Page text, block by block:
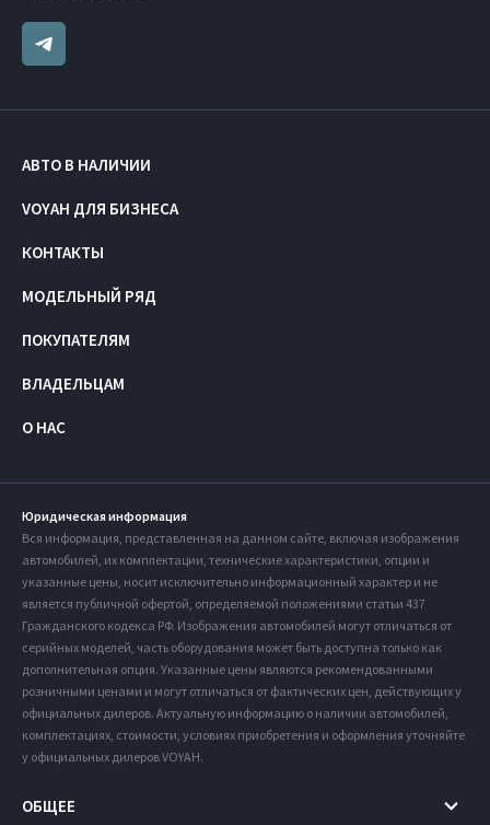
АВТО В НАЛИЧИИ
VOYAH ДЛЯ БИЗНЕСА
КОНТАКТЫ
МОДЕЛЬНЫЙ РЯД
ПОКУПАТЕЛЯМ
ВЛАДЕЛЬЦАМ
О НАС
Юридическая информация
Вся информация, представленная на данном сайте, включая изображения
автомобилей, их комплектации, технические характеристики, опции и
указанные цены, носит исключительно информационный характер и не
является публичной офертой, определяемой положениями статьи 437
Гражданского кодекса РФ. Изображения автомобилей могут отличаться от
серийных моделей, часть оборудования может быть доступна только как
дополнительная опция. Указанные цены являются рекомендованными
розничными ценами и могут отличаться от фактических цен, действующих у
официальных дилеров. Актуальную информацию о наличии автомобилей,
комплектациях, стоимости, условиях приобретения и оформления уточняйте
у официальных дилеров VOYAH.
ОБЩЕЕ